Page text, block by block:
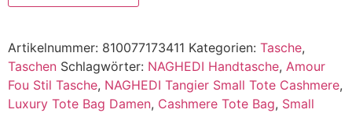
Artikelnummer: 810077173411 Kategorien: Tasche,
Taschen Schlagwörter: NAGHEDI Handtasche, Amour
Fou Stil Tasche, NAGHEDI Tangier Small Tote Cashmere,
Luxury Tote Bag Damen, Cashmere Tote Bag, Small